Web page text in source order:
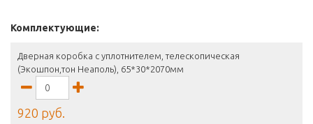
Комплектующие:
Дверная коробка с уплотнителем, телескопическая
(Экошпон,тон Неаполь), 65*30*2070мм
920 руб.